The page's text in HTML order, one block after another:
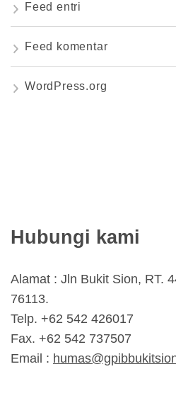
Feed entri
Feed komentar
WordPress.org
Hubungi kami
Alamat : Jln Bukit Sion, RT.
76113.
Telp. +62 542 426017
Fax. +62 542 737507
Email :